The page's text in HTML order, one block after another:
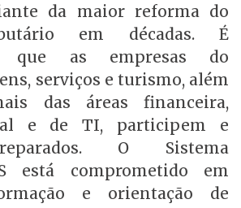
da maior reforma do
em décadas. É
que as empresas do
serviços e turismo, além
das áreas financeira,
e de TI, participem e
O Sistema
está comprometido em
e orientação de